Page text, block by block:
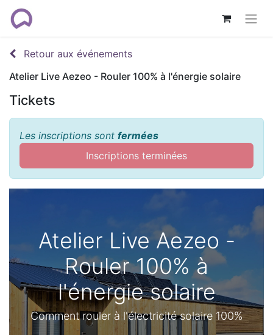
Retour aux événements
Atelier Live Aezeo - Rouler 100% à l'énergie solaire
Tickets
Les inscriptions sont fermées
Inscriptions terminées
Atelier Live Aezeo -
Rouler 100% à
l'énergie solaire
Comment rouler à l'électricité solaire 100%